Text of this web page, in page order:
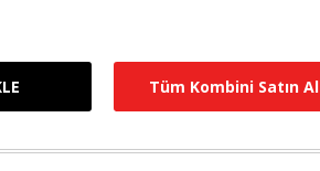
Tüm Kombini Satın Al